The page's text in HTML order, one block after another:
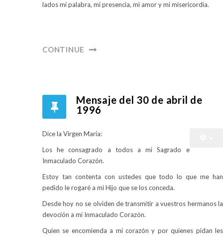
lados mi palabra, mi presencia, mi amor y mi misericordia.
CONTINUE
Mensaje del 30 de abril de
1996
Dice la Virgen María:
Los he consagrado a todos a mi Sagrado e
Inmaculado Corazón.
Estoy tan contenta con ustedes que todo lo que me han
pedido le rogaré a mi Hijo que se los conceda.
Desde hoy no se olviden de transmitir a vuestros hermanos la
devoción a mi Inmaculado Corazón.
Quien se encomienda a mi corazón y por quienes pidan les